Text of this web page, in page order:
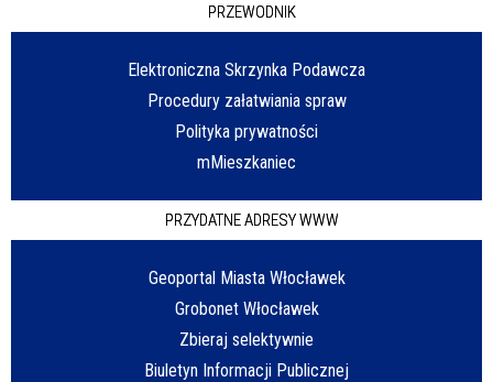
PRZEWODNIK
Elektroniczna Skrzynka Podawcza
Procedury załatwiania spraw
Polityka prywatności
mMieszkaniec
PRZYDATNE ADRESY WWW
Geoportal Miasta Włocławek
Grobonet Włocławek
Zbieraj selektywnie
Biuletyn Informacji Publicznej